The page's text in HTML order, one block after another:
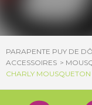
PARAPENTE PUY DE
ACCESSOIRES
CHARLY